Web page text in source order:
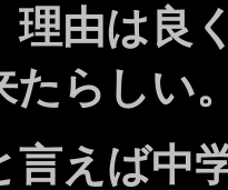
理由は良
たらしい
言えば中